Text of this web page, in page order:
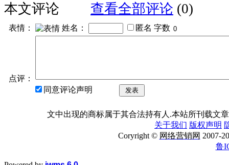
本文评论
查看全部评论 (0)
表情： 姓名： 匿名 字数
点评：
同意评论声明
发表
文中出现的商标属于其合法持有人.本站所刊载文
关于我们 版权声明
Coryright © 网络营销网 2007-
鲁